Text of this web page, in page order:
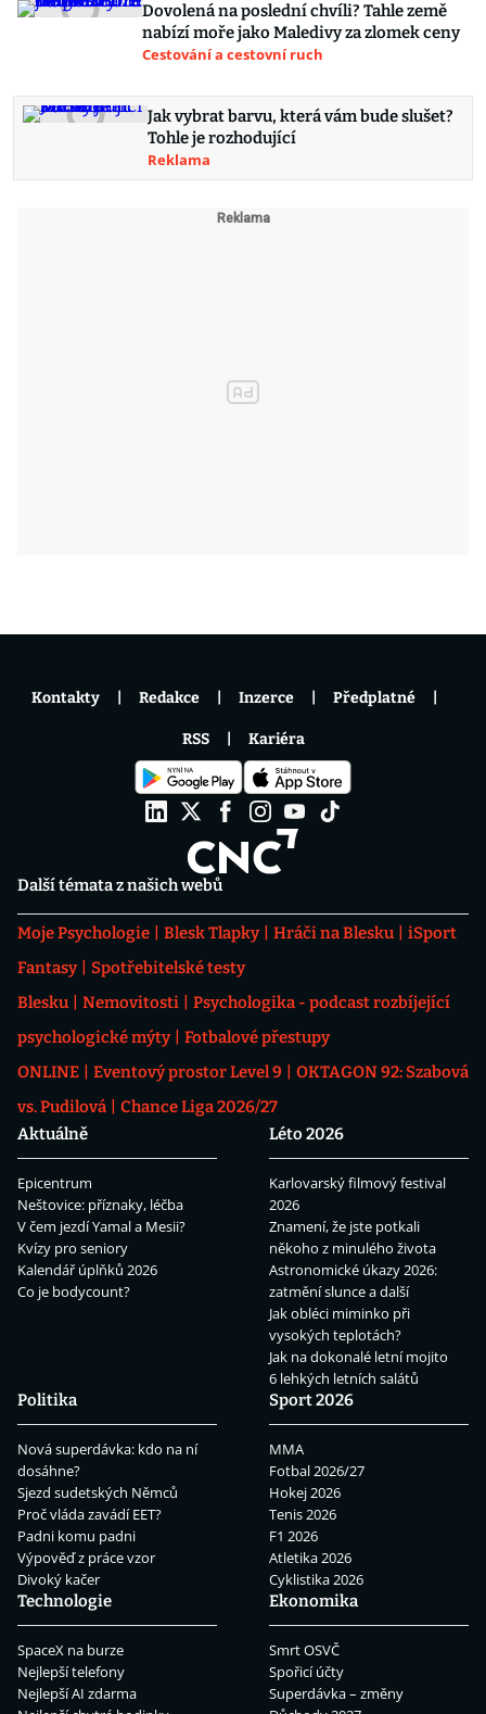
Dovolená na poslední chvíli? Tahle země
nabízí moře jako Maledivy za zlomek ceny
Cestování a cestovní ruch
Jak vybrat barvu, která vám bude slušet?
Tohle je rozhodující
Reklama
Další témata z našich webů
Moje Psychologie Blesk Tlapky Hráči na Blesku
iSport
Fantasy
Spotřebitelské testy
Blesku
Nemovitosti
Psychologika - podcast rozbíjející
psychologické mýty
Fotbalové přestupy
ONLINE
Eventový prostor Level 9
OKTAGON 92: Szabová
vs. Pudilová
Chance Liga 2026/27
Aktuálně
Epicentrum
Neštovice: příznaky, léčba
V čem jezdí Yamal a Mesii?
Kvízy pro seniory
Kalendář úplňků 2026
Co je bodycount?
Léto 2026
Karlovarský filmový festival
2026
Znamení, že jste potkali
někoho z minulého života
Astronomické úkazy 2026:
zatmění slunce a další
Jak obléci miminko při
vysokých teplotách?
Jak na dokonalé letní mojito
6 lehkých letních salátů
Politika
Nová superdávka: kdo na ní
dosáhne?
Sjezd sudetských Němců
Proč vláda zavádí EET?
Padni komu padni
Výpověď z práce vzor
Divoký kačer
Sport 2026
MMA
Fotbal 2026/27
Hokej 2026
Tenis 2026
F1 2026
Atletika 2026
Cyklistika 2026
Technologie
SpaceX na burze
Nejlepší telefony
Nejlepší AI zdarma
Ekonomika
Smrt OSVČ
Spořicí účty
Superdávka – změny
Kontakty Redakce Inzerce Předplatné
RSS Kariéra